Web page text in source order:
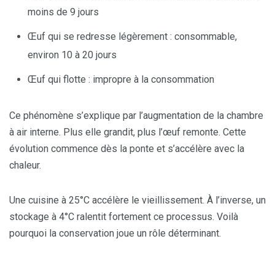
moins de 9 jours
Œuf qui se redresse légèrement : consommable,
environ 10 à 20 jours
Œuf qui flotte : impropre à la consommation
Ce phénomène s’explique par l’augmentation de la chambre
à air interne. Plus elle grandit, plus l’œuf remonte. Cette
évolution commence dès la ponte et s’accélère avec la
chaleur.
Une cuisine à 25°C accélère le vieillissement. À l’inverse, un
stockage à 4°C ralentit fortement ce processus. Voilà
pourquoi la conservation joue un rôle déterminant.